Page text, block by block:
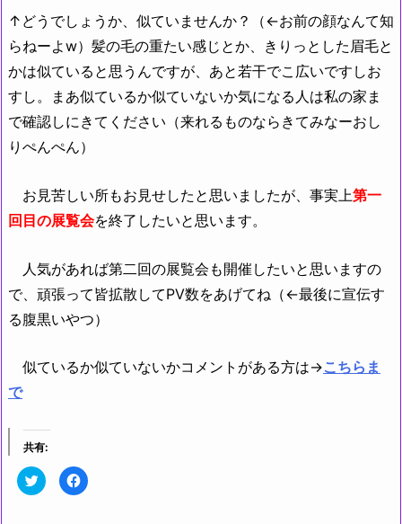
↑どうでしょうか、似ていませんか？（←お前の顔なんて知
らねーよw）髪の毛の重たい感じとか、きりっとした眉毛と
かは似ていると思うんですが、あと若干でこ広いですしお
すし。まあ似ているか似ていないか気になる人は私の家ま
で確認しにきてください（来れるものならきてみなーおし
りぺんぺん）
お見苦しい所もお見せしたと思いましたが、事実上第一
回目の展覧会を終了したいと思います。
人気があれば第二回の展覧会も開催したいと思いますの
で、頑張って皆拡散してPV数をあげてね（←最後に宣伝す
る腹黒いやつ）
似ているか似ていないかコメントがある方は→こちらま
で
共有:
ク
リ
F
a